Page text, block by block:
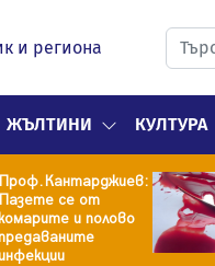
и региона
ЖЪЛТИНИ КУЛТУРА
Проф.Кантарджиев:
Пазете се от
комарите и полово